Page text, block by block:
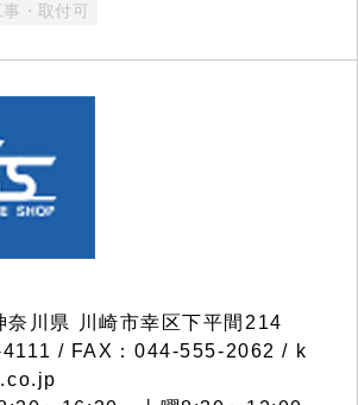
事・取付可
川県 川崎市幸区下平間214
/ FAX：044-555-2062 / k